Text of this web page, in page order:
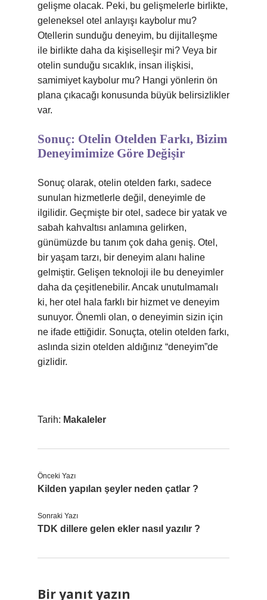
gelişme olacak. Peki, bu gelişmelerle birlikte,
geleneksel otel anlayışı kaybolur mu?
Otellerin sunduğu deneyim, bu dijitalleşme
ile birlikte daha da kişiselleşir mi? Veya bir
otelin sunduğu sıcaklık, insan ilişkisi,
samimiyet kaybolur mu? Hangi yönlerin ön
plana çıkacağı konusunda büyük belirsizlikler
var.
Sonuç: Otelin Otelden Farkı, Bizim
Deneyimimize Göre Değişir
Sonuç olarak, otelin otelden farkı, sadece
sunulan hizmetlerle değil, deneyimle de
ilgilidir. Geçmişte bir otel, sadece bir yatak ve
sabah kahvaltısı anlamına gelirken,
günümüzde bu tanım çok daha geniş. Otel,
bir yaşam tarzı, bir deneyim alanı haline
gelmiştir. Gelişen teknoloji ile bu deneyimler
daha da çeşitlenebilir. Ancak unutulmamalı
ki, her otel hala farklı bir hizmet ve deneyim
sunuyor. Önemli olan, o deneyimin sizin için
ne ifade ettiğidir. Sonuçta, otelin otelden farkı,
aslında sizin otelden aldığınız “deneyim”de
gizlidir.
Tarih: Makaleler
Önceki Yazı
Kilden yapılan şeyler neden çatlar ?
Sonraki Yazı
TDK dillere gelen ekler nasıl yazılır ?
Bir yanıt yazın